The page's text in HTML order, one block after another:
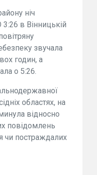
ніч
в Вінницькій
звучала
годин, а
о 5:26.
областях, на
відносно
повідомлень
чи постраждалих